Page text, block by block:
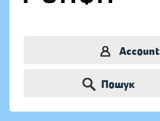
Account
Пошук